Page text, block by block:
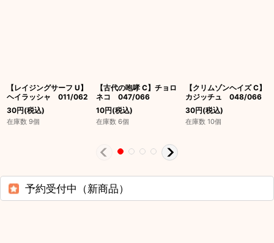
【レイジングサーフ U】
ヘイラッシャ 011/062
30円(税込)
在庫数 9個
【古代の咆哮 C】チョロ
ネコ 047/066
10円(税込)
在庫数 6個
【クリムゾンヘイズ C】
カジッチュ 048/066
30円(税込)
在庫数 10個
予約受付中（新商品）